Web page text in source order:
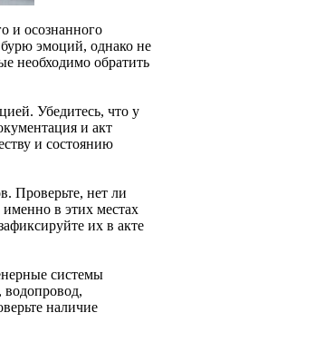
и осознанного
эмоций, однако не
необходимо обратить
Убедитесь, что у
и акт
и состоянию
Проверьте, нет ли
в этих местах
их в акте
системы
водопровод,
наличие